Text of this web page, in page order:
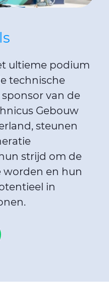
ultieme podium
technische
van de
Gebouw
steunen
strijd om de
worden en hun
in